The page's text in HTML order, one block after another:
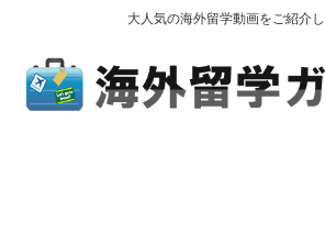
大人気の海外留学動画をご紹介し